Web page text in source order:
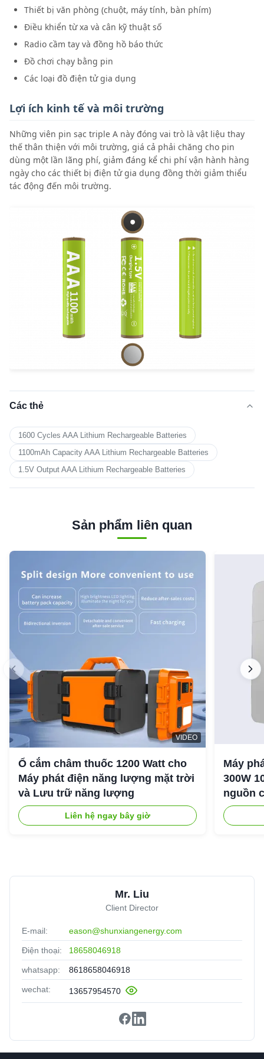
Thiết bị văn phòng (chuột, máy tính, bàn phím)
Điều khiển từ xa và cân kỹ thuật số
Radio cầm tay và đồng hồ báo thức
Đồ chơi chạy bằng pin
Các loại đồ điện tử gia dụng
Lợi ích kinh tế và môi trường
Những viên pin sạc triple A này đóng vai trò là vật liệu thay
thế thân thiện với môi trường, giá cả phải chăng cho pin
dùng một lần lãng phí, giảm đáng kể chi phí vận hành hàng
ngày cho các thiết bị điện tử gia dụng đồng thời giảm thiểu
tác động đến môi trường.
Các thẻ
1600 Cycles AAA Lithium Rechargeable Batteries
1100mAh Capacity AAA Lithium Rechargeable Batteries
1.5V Output AAA Lithium Rechargeable Batteries
Sản phẩm liên quan
VIDEO
Ổ cắm châm thuốc 1200 Watt cho
Máy phát điện năng lượng mặt trời
và Lưu trữ năng lượng
Liên hệ ngay bây giờ
Máy
300W
nguồn
ngoài
Mr. Liu
Client Director
E-mail: eason@shunxiangenergy.com
Điện thoại: 18658046918
whatsapp: 8618658046918
wechat: 13657954570